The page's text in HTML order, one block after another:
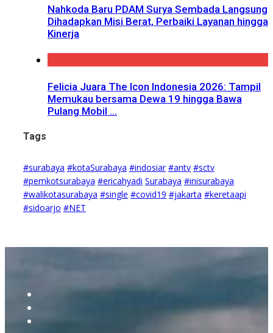
Nahkoda Baru PDAM Surya Sembada Langsung
Dihadapkan Misi Berat, Perbaiki Layanan hingga
Kinerja
Felicia Juara The Icon Indonesia 2026: Tampil
Memukau bersama Dewa 19 hingga Bawa
Pulang Mobil ...
Tags
#surabaya #kotaSurabaya #indosiar #antv #sctv
#pemkotsurabaya #ericahyadi Surabaya #inisurabaya
#walikotasurabaya #single #covid19 #jakarta #keretaapi
#sidoarjo #NET